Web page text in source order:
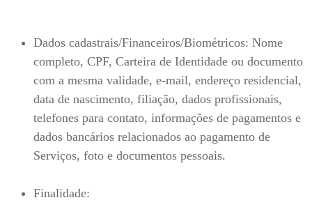
Dados cadastrais/Financeiros/Biométricos: Nome
completo, CPF, Carteira de Identidade ou documento
com a mesma validade, e-mail, endereço residencial,
data de nascimento, filiação, dados profissionais,
telefones para contato, informações de pagamentos e
dados bancários relacionados ao pagamento de
Serviços, foto e documentos pessoais.
Finalidade: